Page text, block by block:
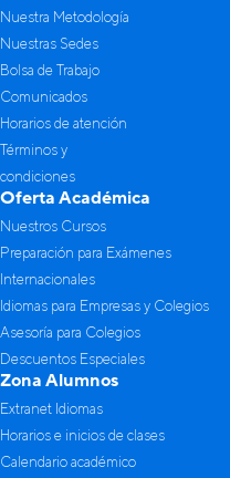
Nuestra Metodología
Nuestras Sedes
Bolsa de Trabajo
Comunicados
Horarios de atención
Términos y
condiciones
Oferta Académica
Nuestros Cursos
Preparación para Exámenes
Internacionales
Idiomas para Empresas y Colegios
Asesoría para Colegios
Descuentos Especiales
Zona Alumnos
Extranet Idiomas
Horarios e inicios de clases
Calendario académico